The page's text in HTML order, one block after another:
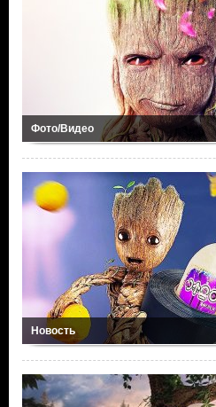
Фото/Видео
Новость